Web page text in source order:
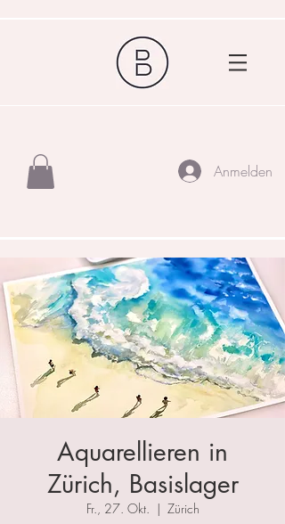
Anmelden
Aquarellieren in
Zürich, Basislager
Fr., 27. Okt.
  |
Zürich